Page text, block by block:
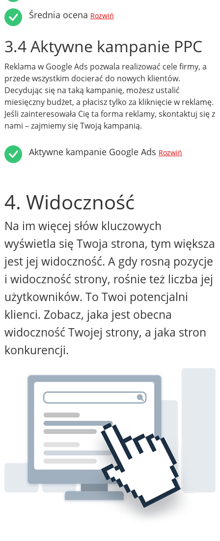
Średnia ocena Rozwiń
3.4 Aktywne kampanie PPC
Reklama w Google Ads pozwala realizować cele firmy, a
przede wszystkim docierać do nowych klientów.
Decydując się na taką kampanię, możesz ustalić
miesięczny budżet, a płacisz tylko za kliknięcie w reklamę.
Jeśli zainteresowała Cię ta forma reklamy, skontaktuj się z
nami – zajmiemy się Twoją kampanią.
Aktywne kampanie Google Ads Rozwiń
4. Widoczność
Na im więcej słów kluczowych
wyświetla się Twoja strona, tym większa
jest jej widoczność. A gdy rosną pozycje
i widoczność strony, rośnie też liczba jej
użytkowników. To Twoi potencjalni
klienci. Zobacz, jaka jest obecna
widoczność Twojej strony, a jaka stron
konkurencji.